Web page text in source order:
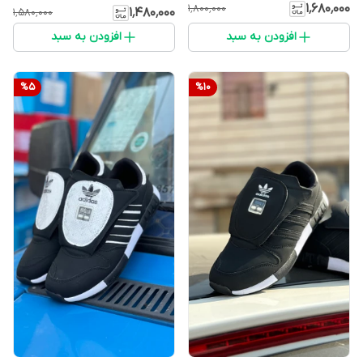
۱٬۶۸۰٬۰۰۰ ۱٬۸۰۰٬۰۰۰
افزودن به سبد
۱٬۴۸۰٬۰۰۰ ۱٬۵۸۰٬۰۰۰
افزودن به سبد
%10
%5